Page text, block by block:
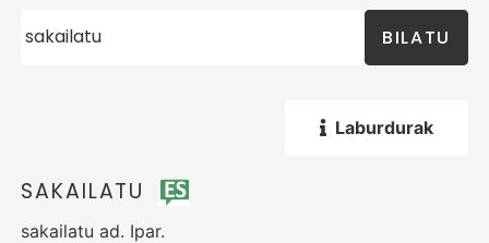
BILATU
Laburdurak
SAKAILATU
sakailatu ad. Ipar.